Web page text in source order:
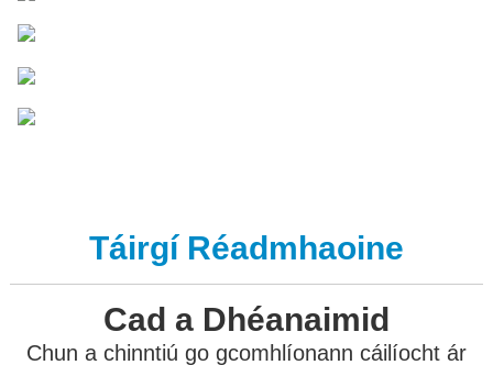
Táirgí Réadmhaoine
Cad a Dhéanaimid
Chun a chinntiú go gcomhlíonann cáilíocht ár